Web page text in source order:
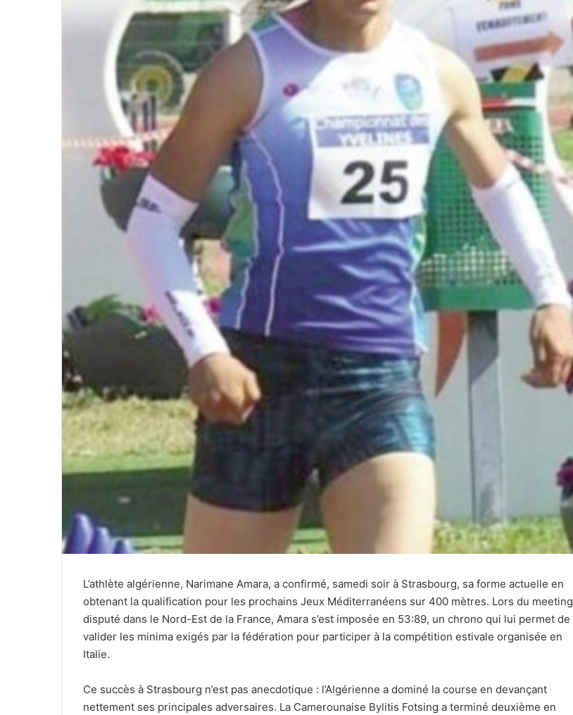
L’athlète algérienne, Narimane Amara, a confirmé, samedi soir à Strasbourg, sa forme actuelle en
obtenant la qualification pour les prochains Jeux Méditerranéens sur 400 mètres. Lors du meeting
disputé dans le Nord-Est de la France, Amara s’est imposée en 53:89, un chrono qui lui permet de
valider les minima exigés par la fédération pour participer à la compétition estivale organisée en
Italie.
Ce succès à Strasbourg n’est pas anecdotique : l’Algérienne a dominé la course en devançant
nettement ses principales adversaires. La Camerounaise Bylitis Fotsing a terminé deuxième en